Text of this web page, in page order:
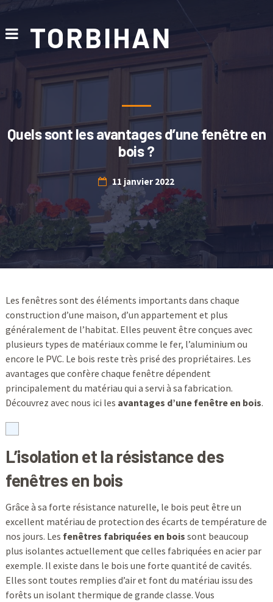
TORBIHAN
Quels sont les avantages d’une fenêtre en
bois ?
11 janvier 2022
Les fenêtres sont des éléments importants dans chaque
construction d’une maison, d’un appartement et plus
généralement de l’habitat. Elles peuvent être conçues avec
plusieurs types de matériaux comme le fer, l’aluminium ou
encore le PVC. Le bois reste très prisé des propriétaires. Les
avantages que confère chaque fenêtre dépendent
principalement du matériau qui a servi à sa fabrication.
Découvrez avec nous ici les avantages d’une fenêtre en bois.
L’isolation et la résistance des
fenêtres en bois
Grâce à sa forte résistance naturelle, le bois peut être un
excellent matériau de protection des écarts de température de
nos jours. Les fenêtres fabriquées en bois sont beaucoup
plus isolantes actuellement que celles fabriquées en acier par
exemple. Il existe dans le bois une forte quantité de cavités.
Elles sont toutes remplies d’air et font du matériau issu des
forêts un isolant thermique de grande classe. Vous